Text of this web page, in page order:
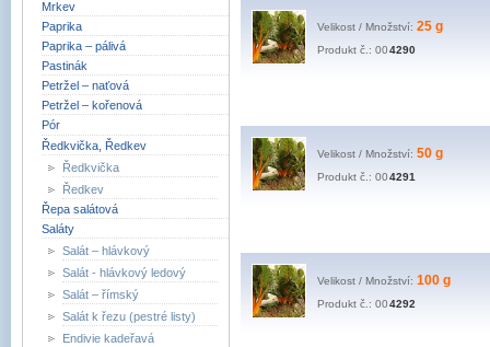
Mrkev
Paprika
Paprika – pálivá
Pastinák
Petržel – naťová
Petržel – kořenová
Pór
Ředkvička, Ředkev
Ředkvička
Ředkev
Řepa salátová
Saláty
Salát – hlávkový
Salát - hlávkový ledový
Salát – římský
Salát k řezu (pestré listy)
Endivie kadeřavá
Velikost / Množství: 25 g
Produkt č.: 004290
Velikost / Množství: 50 g
Produkt č.: 004291
Velikost / Množství: 100 g
Produkt č.: 004292